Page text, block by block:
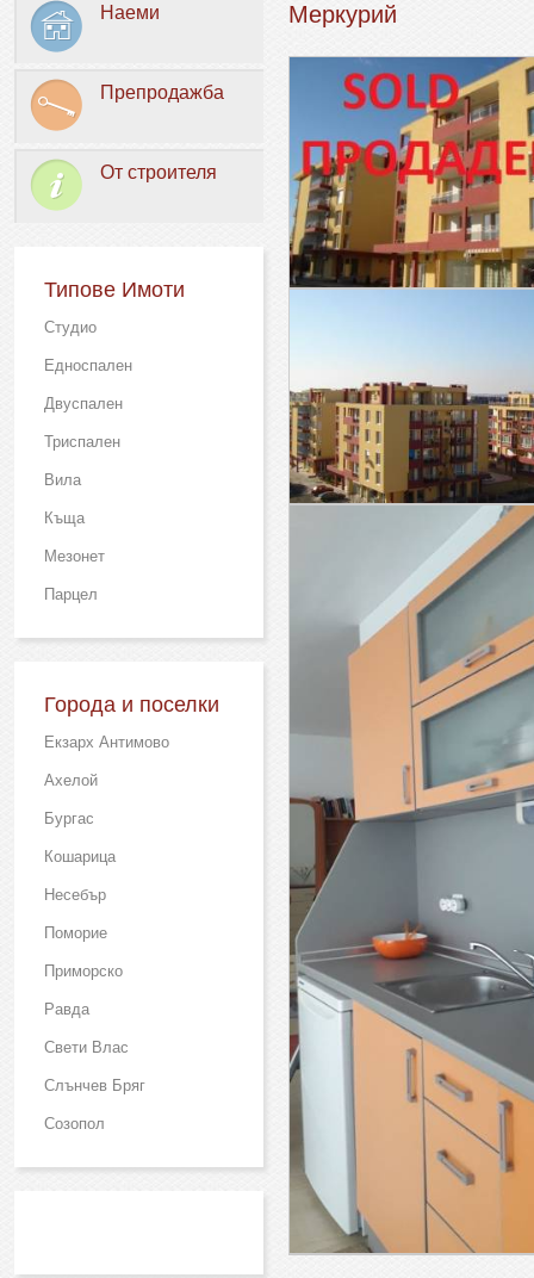
Наеми
Препродажба
От строителя
Типове Имоти
Студио
Едноспален
Двуспален
Триспален
Вила
Къща
Мезонет
Парцел
Города и поселки
Екзарх Антимово
Ахелой
Бургас
Кошарица
Несебър
Поморие
Приморско
Равда
Свети Влас
Слънчев Бряг
Созопол
Меркурий